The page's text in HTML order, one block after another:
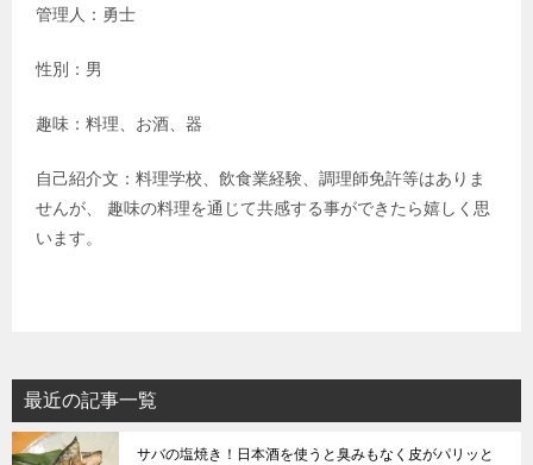
管理人：勇士
性別：男
趣味：料理、お酒、器
自己紹介文：料理学校、飲食業経験、調理師免許等はありま
せんが、 趣味の料理を通じて共感する事ができたら嬉しく思
います。
最近の記事一覧
サバの塩焼き！日本酒を使うと臭みもなく皮がパリッと